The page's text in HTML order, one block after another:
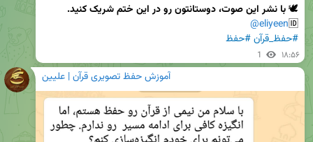
🕊 با نشر این صوت، دوستانتون رو در این ختم شریک کنید.
🆔
@eliyeen
#حفظ_قرآن#حفظ
1 ۱۸:۵۶
آموزش حفظ تصویری قرآن | علیین